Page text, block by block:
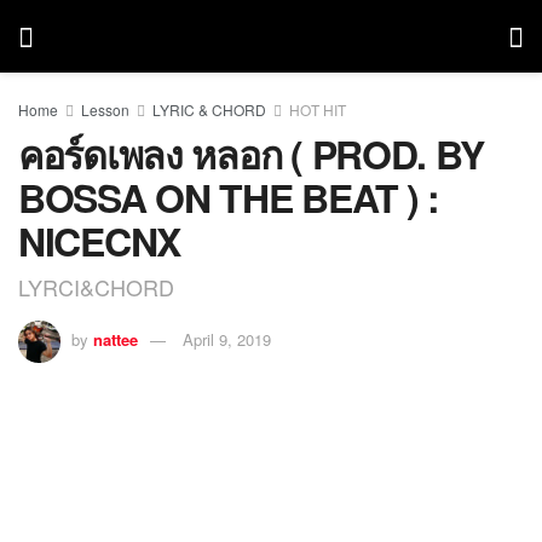
Home Lesson LYRIC & CHORD HOT HIT
คอร์ดเพลง หลอก ( PROD. BY
BOSSA ON THE BEAT ) :
NICECNX
LYRCI&CHORD
by nattee April 9, 2019